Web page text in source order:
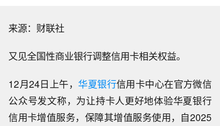
来源：财联社
又见全国性商业银行调整信用卡相关权益。
12月24日上午， 华夏银行信用卡中心在官方微信
公众号发文称，为让持卡人更好地体验华夏银行
信用卡增值服务，保障其增值服务使用，自2025